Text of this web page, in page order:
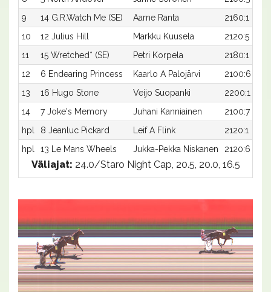
9
14 G.R.Watch Me (SE) Aarne Ranta
2160:1
10
12 Julius Hill Markku Kuusela
2120:5
11
15 Wretched* (SE) Petri Korpela
2180:1
12
6 Endearing Princess Kaarlo A Palojärvi
2100:6
13
16 Hugo Stone Veijo Suopanki
2200:1
14
7 Joke's Memory Juhani Kanniainen
2100:7
hpl
8 Jeanluc Pickard Leif A Flink
2120:1
hpl
13 Le Mans Wheels Jukka-Pekka Niskanen 2120:6
Väliajat: 24.0/Staro Night Cap, 20.5, 20.0, 16.5